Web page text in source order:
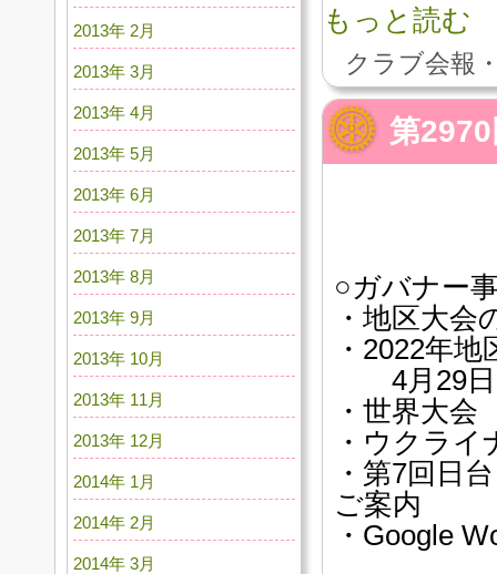
もっと読む
クラブ会報
第
○ガバナー
・地区大会
・2022年
4月29日
・世界大
・ウクラ
・第7回日
ご案内
・Google
2013年 2月
2013年 3月
2013年 4月
2013年 5月
2013年 6月
2013年 7月
2013年 8月
2013年 9月
2013年 10月
2013年 11月
2013年 12月
2014年 1月
2014年 2月
2014年 3月